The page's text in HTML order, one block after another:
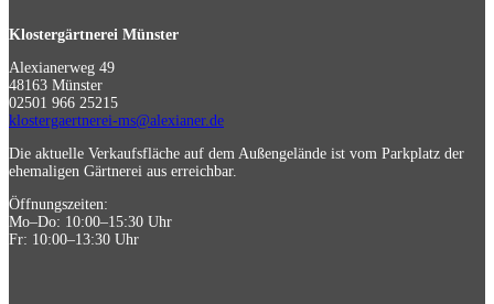
Klostergärtnerei Münster
Alexianerweg 49
48163 Münster
02501 966 25215
klostergaertnerei-ms@alexianer.de
Die aktuelle Verkaufsfläche auf dem Außengelände ist vom Parkplatz der
ehemaligen Gärtnerei aus erreichbar.
Öffnungszeiten:
Mo–Do: 10:00–15:30 Uhr
Fr: 10:00–13:30 Uhr